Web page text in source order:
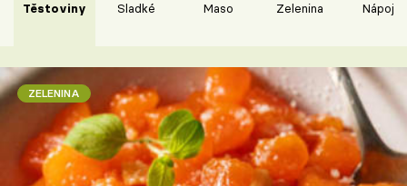
Těstoviny Sladké Maso Zelenina Nápoje
ZELENINA